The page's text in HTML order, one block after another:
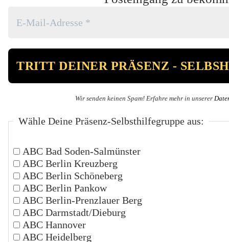
Wir senden keinen Spam! Erfahre mehr in unserer
Wähle Deine Präsenz-Selbsthilfegruppe aus:
ABC Bad Soden-Salmünster
ABC Berlin Kreuzberg
ABC Berlin Schöneberg
ABC Berlin Pankow
ABC Berlin-Prenzlauer Berg
ABC Darmstadt/Dieburg
ABC Hannover
ABC Heidelberg